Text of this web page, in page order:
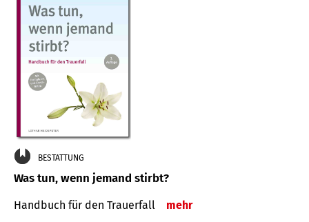
BESTATTUNG
Was tun, wenn jemand stirbt?
Handbuch für den Trauerfall mehr